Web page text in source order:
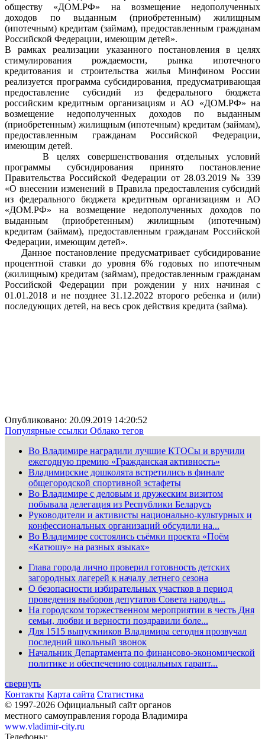
обществу «ДОМ.РФ» на возмещение недополученных
доходов по выданным (приобретенным) жилищным
(ипотечным) кредитам (займам), предоставленным гражданам
Российской Федерации, имеющим детей».
В рамках реализации указанного постановления в целях
стимулирования рождаемости, рынка ипотечного
кредитования и строительства жилья Минфином России
реализуется программа субсидирования, предусматривающая
предоставление субсидий из федерального бюджета
российским кредитным организациям и АО «ДОМ.РФ» на
возмещение недополученных доходов по выданным
(приобретенным) жилищным (ипотечным) кредитам (займам),
предоставленным гражданам Российской Федерации,
имеющим детей.
В целях совершенствования отдельных условий
программы субсидирования принято постановление
Правительства Российской Федерации от 28.03.2019 № 339
«О внесении изменений в Правила предоставления субсидий
из федерального бюджета кредитным организациям и АО
«ДОМ.РФ» на возмещение недополученных доходов по
выданным (приобретенным) жилищным (ипотечным)
кредитам (займам), предоставленным гражданам Российской
Федерации, имеющим детей».
Данное постановление предусматривает субсидирование
процентной ставки до уровня 6% годовых по ипотечным
(жилищным) кредитам (займам), предоставленным гражданам
Российской Федерации при рождении у них начиная с
01.01.2018 и не позднее 31.12.2022 второго ребенка и (или)
последующих детей, на весь срок действия кредита (займа).
Опубликовано: 20.09.2019 14:20:52
Популярные ссылки Облако тегов
Во Владимире наградили лучшие КТОСы и вручили
ежегодную премию «Гражданская активность»
Владимирские дошколята встретились в финале
общегородской спортивной эстафеты
Во Владимире с деловым и дружеским визитом
побывала делегация из Республики Беларусь
Руководители и активисты национально-культурных и
конфессиональных организаций обсудили на...
Во Владимире состоялись съёмки проекта «Поём
«Катюшу» на разных языках»
Глава города лично проверил готовность детских
загородных лагерей к началу летнего сезона
О безопасности избирательных участков в период
проведения выборов депутатов Совета народн...
На городском торжественном мероприятии в честь Дня
семьи, любви и верности поздравили боле...
Для 1515 выпускников Владимира сегодня прозвучал
последний школьный звонок
Начальник Департамента по финансово-экономической
политике и обеспечению социальных гарант...
свернуть
Контакты Карта сайта Статистика
© 1997-2026 Официальный сайт органов
местного самоуправления города Владимира
www.vladimir-city.ru
Телефоны: